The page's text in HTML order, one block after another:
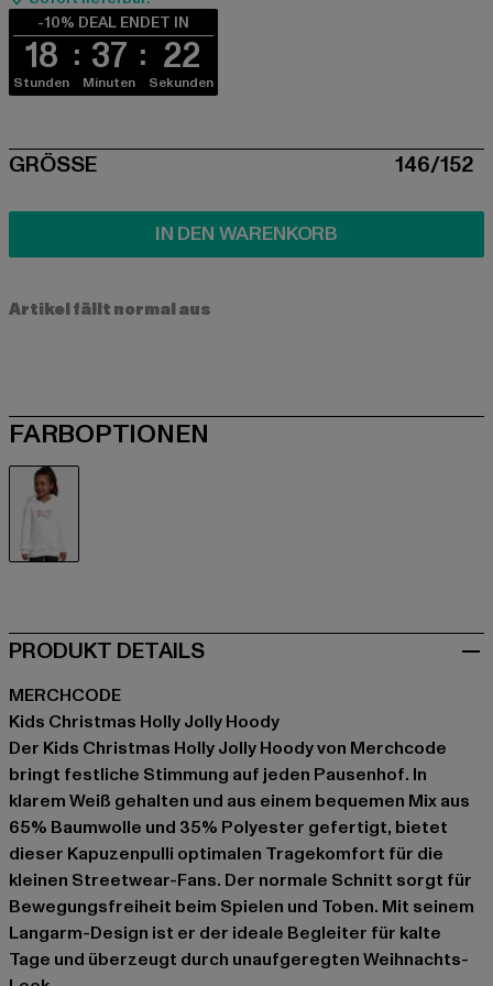
-10% DEAL ENDET IN
18
Stunden
37
Minuten
22
Sekunden
SIZE
GRÖSSE 146/152
IN DEN WARENKORB
Artikel fällt normal aus
FARBOPTIONEN
PRODUKT DETAILS
MERCHCODE
Kids Christmas Holly Jolly Hoody
Der Kids Christmas Holly Jolly Hoody von Merchcode
bringt festliche Stimmung auf jeden Pausenhof. In
klarem Weiß gehalten und aus einem bequemen Mix aus
65% Baumwolle und 35% Polyester gefertigt, bietet
dieser Kapuzenpulli optimalen Tragekomfort für die
kleinen Streetwear-Fans. Der normale Schnitt sorgt für
Bewegungsfreiheit beim Spielen und Toben. Mit seinem
Langarm-Design ist er der ideale Begleiter für kalte
Tage und überzeugt durch unaufgeregten Weihnachts-